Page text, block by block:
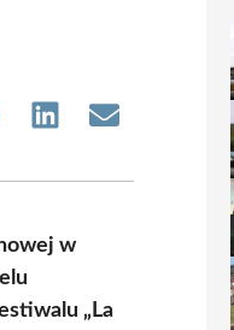
Share Share
w
„La